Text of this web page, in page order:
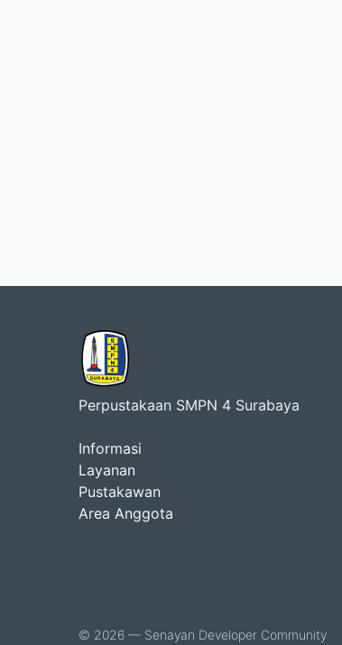
Perpustakaan SMPN 4 Surabaya
Informasi
Layanan
Pustakawan
Area Anggota
© 2026 — Senayan Developer Community